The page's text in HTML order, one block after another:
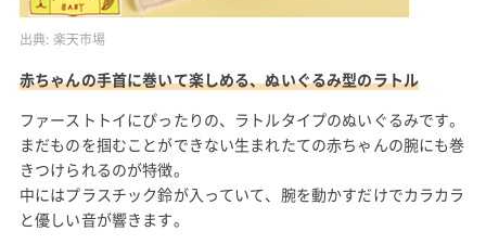
出典: 楽天市場
赤ちゃんの手首に巻いて楽しめる、ぬいぐるみ型のラトル
ファーストトイにぴったりの、ラトルタイプのぬいぐるみです。
まだものを掴むことができない生まれたての赤ちゃんの腕にも巻
きつけられるのが特徴。
中にはプラスチック鈴が入っていて、腕を動かすだけでカラカラ
と優しい音が響きます。